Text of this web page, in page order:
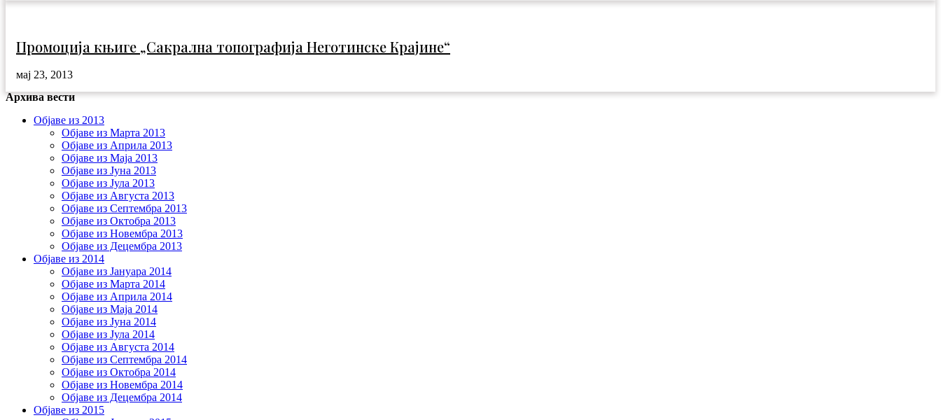
Промоција књиге „Сакрална топографија Неготинске Крајине“
мај 23, 2013
Архива вести
Објаве из 2013
Објаве из Марта 2013
Објаве из Априла 2013
Објаве из Маја 2013
Објаве из Јунa 2013
Објаве из Јула 2013
Објаве из Августа 2013
Објаве из Септембра 2013
Објаве из Октобра 2013
Објаве из Новембра 2013
Објаве из Децембра 2013
Објаве из 2014
Објаве из Јануара 2014
Објаве из Марта 2014
Објаве из Априла 2014
Објаве из Маја 2014
Објаве из Јуна 2014
Објаве из Јула 2014
Објаве из Августа 2014
Објаве из Септембра 2014
Објаве из Октобра 2014
Објаве из Новембра 2014
Објаве из Децембра 2014
Објаве из 2015